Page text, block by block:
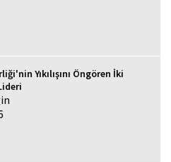
Yıkılışını Öngören İki